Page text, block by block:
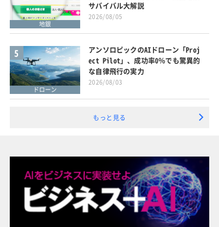
地銀
サバイバル大解説
2026/08/05
5
ドローン
アンソロピックのAIドローン「Proj
ect Pilot」、成功率0％でも驚異的
な自律飛行の実力
2026/08/03
もっと見る